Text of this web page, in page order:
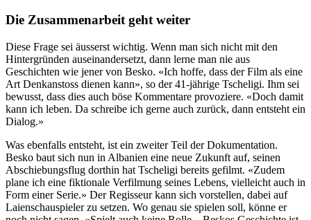
Die Zusammenarbeit geht weiter
Diese Frage sei äusserst wichtig. Wenn man sich nicht mit den
Hintergründen auseinandersetzt, dann lerne man nie aus
Geschichten wie jener von Besko. «Ich hoffe, dass der Film als eine
Art Denkanstoss dienen kann», so der 41-jährige Tscheligi. Ihm sei
bewusst, dass dies auch böse Kommentare provoziere. «Doch damit
kann ich leben. Da schreibe ich gerne auch zurück, dann entsteht ein
Dialog.»
Was ebenfalls entsteht, ist ein zweiter Teil der Dokumentation.
Besko baut sich nun in Albanien eine neue Zukunft auf, seinen
Abschiebungsflug dorthin hat Tscheligi bereits gefilmt. «Zudem
plane ich eine fiktionale Verfilmung seines Lebens, vielleicht auch in
Form einer Serie.» Der Regisseur kann sich vorstellen, dabei auf
Laienschauspieler zu setzen. Wo genau sie spielen soll, könne er